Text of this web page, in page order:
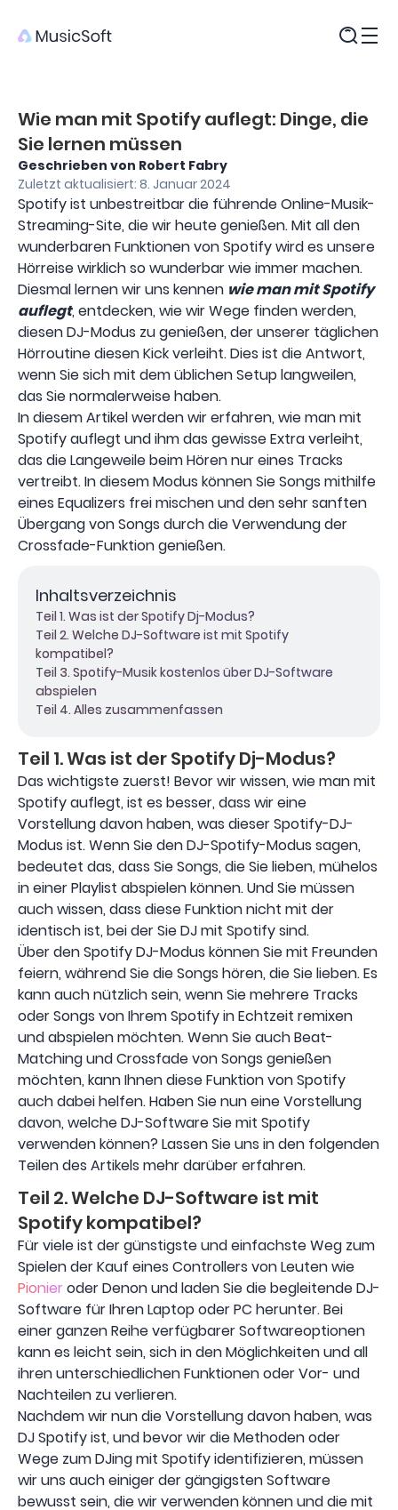
Wie man mit Spotify auflegt: Dinge, die
Sie lernen müssen
Geschrieben von Robert Fabry
Zuletzt aktualisiert: 8. Januar 2024
Spotify ist unbestreitbar die führende Online-Musik-
Streaming-Site, die wir heute genießen. Mit all den
wunderbaren Funktionen von Spotify wird es unsere
Hörreise wirklich so wunderbar wie immer machen.
Diesmal lernen wir uns kennen wie man mit Spotify
auflegt, entdecken, wie wir Wege finden werden,
diesen DJ-Modus zu genießen, der unserer täglichen
Hörroutine diesen Kick verleiht. Dies ist die Antwort,
wenn Sie sich mit dem üblichen Setup langweilen,
das Sie normalerweise haben.
In diesem Artikel werden wir erfahren, wie man mit
Spotify auflegt und ihm das gewisse Extra verleiht,
das die Langeweile beim Hören nur eines Tracks
vertreibt. In diesem Modus können Sie Songs mithilfe
eines Equalizers frei mischen und den sehr sanften
Übergang von Songs durch die Verwendung der
Crossfade-Funktion genießen.
Inhaltsverzeichnis
Teil 1. Was ist der Spotify Dj-Modus?
Teil 2. Welche DJ-Software ist mit Spotify
kompatibel?
Teil 3. Spotify-Musik kostenlos über DJ-Software
abspielen
Teil 4. Alles zusammenfassen
Teil 1. Was ist der Spotify Dj-Modus?
Das wichtigste zuerst! Bevor wir wissen, wie man mit
Spotify auflegt, ist es besser, dass wir eine
Vorstellung davon haben, was dieser Spotify-DJ-
Modus ist. Wenn Sie den DJ-Spotify-Modus sagen,
bedeutet das, dass Sie Songs, die Sie lieben, mühelos
in einer Playlist abspielen können. Und Sie müssen
auch wissen, dass diese Funktion nicht mit der
identisch ist, bei der Sie DJ mit Spotify sind.
Über den Spotify DJ-Modus können Sie mit Freunden
feiern, während Sie die Songs hören, die Sie lieben. Es
kann auch nützlich sein, wenn Sie mehrere Tracks
oder Songs von Ihrem Spotify in Echtzeit remixen
und abspielen möchten. Wenn Sie auch Beat-
Matching und Crossfade von Songs genießen
möchten, kann Ihnen diese Funktion von Spotify
auch dabei helfen. Haben Sie nun eine Vorstellung
davon, welche DJ-Software Sie mit Spotify
verwenden können? Lassen Sie uns in den folgenden
Teilen des Artikels mehr darüber erfahren.
Teil 2. Welche DJ-Software ist mit
Spotify kompatibel?
Für viele ist der günstigste und einfachste Weg zum
Spielen der Kauf eines Controllers von Leuten wie
Pionier oder Denon und laden Sie die begleitende DJ-
Software für Ihren Laptop oder PC herunter. Bei
einer ganzen Reihe verfügbarer Softwareoptionen
kann es leicht sein, sich in den Möglichkeiten und all
ihren unterschiedlichen Funktionen oder Vor- und
Nachteilen zu verlieren.
Nachdem wir nun die Vorstellung davon haben, was
DJ Spotify ist, und bevor wir die Methoden oder
Wege zum DJing mit Spotify identifizieren, müssen
wir uns auch einiger der gängigsten Software
bewusst sein, die wir verwenden können und die mit